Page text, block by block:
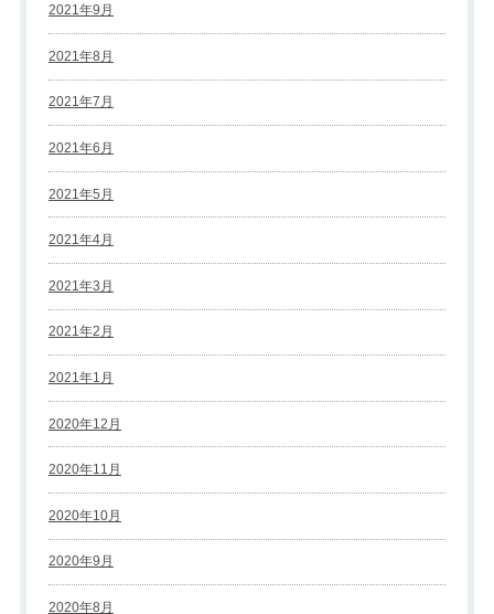
2021年9月
2021年8月
2021年7月
2021年6月
2021年5月
2021年4月
2021年3月
2021年2月
2021年1月
2020年12月
2020年11月
2020年10月
2020年9月
2020年8月